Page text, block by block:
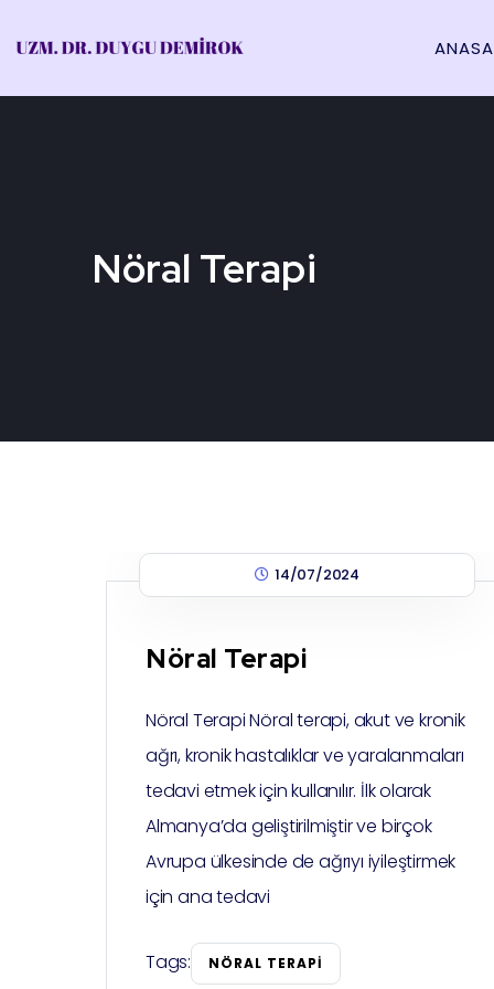
Nöral Terapi
14/07/2024
Nöral Terapi
Nöral Terapi Nöral terapi, akut ve kronik
ağrı, kronik hastalıklar ve yaralanmaları
tedavi etmek için kullanılır. İlk olarak
Almanya’da geliştirilmiştir ve birçok
Avrupa ülkesinde de ağrıyı iyileştirmek
için ana tedavi
Tags: NÖRAL TERAPI